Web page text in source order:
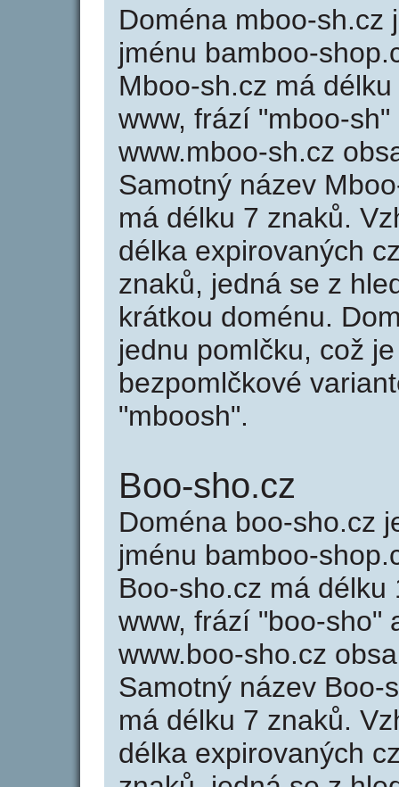
Doména mboo-sh.cz
jménu bamboo-
Mboo-sh.cz má
www, frází "mboo-
www.mboo-sh.cz
Samotný název
má délku 7 znaků.
délka expirovaných
znaků, jedná se z
krátkou doménu.
jednu pomlčku, což
bezpomlčkové
"mboosh".
Boo-sho.cz
Doména boo-sho.cz
jménu bamboo-
Boo-sho.cz má
www, frází "boo-sho"
www.boo-sho.cz
Samotný název Boo-
má délku 7 znaků.
délka expirovaných